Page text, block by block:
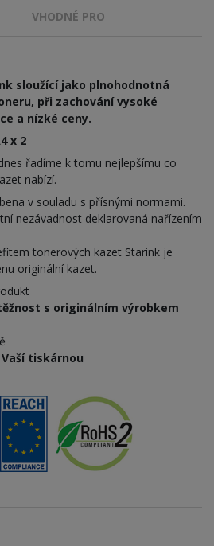
VHODNÉ PRO
sloužící jako plnohodnotná
při zachování vysoké
a nízké ceny.
x 2
řadíme k tomu nejlepšímu co
nabízí.
v souladu s přísnými normami.
nezávadnost deklarovaná nařízením
tonerových kazet Starink je
originální kazet.
s originálním výrobkem
tiskárnou